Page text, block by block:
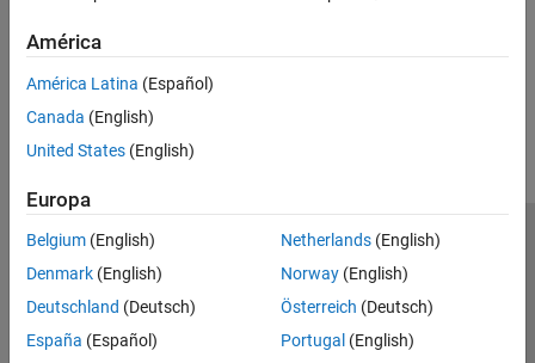
América
América Latina (Español)
Canada (English)
United States (English)
Europa
Belgium (English)
Denmark (English)
Deutschland (Deutsch)
España (Español)
Netherlands(English)
Norway(English)
Österreich (Deutsch)
Portugal (English)
Centro de confianza
Marcas comerciales
Política de privacidad
Antipiratería
Estado de las aplicaciones
Información de contacto
© 1994-2026 The MathWorks, Inc.